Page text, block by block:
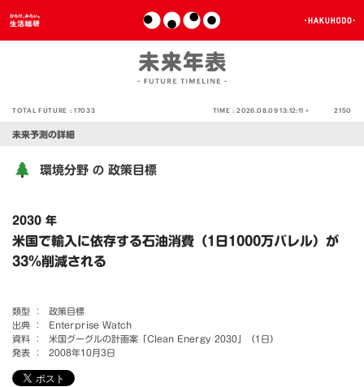
TOTAL FUTURE :17033 TIME :2026.08.09 13:12:11 > 2150
未来予測の詳細
環境分野 の 政策目標
2030 年
米国で輸入に依存する石油消費（1日1000万バレル）が
33％削減される
類型 ：
政策目標
出典 ：
Enterprise Watch
資料 ：
米国グーグルの計画案「Clean Energy 2030」（1日）
発表 ：
2008年10月3日